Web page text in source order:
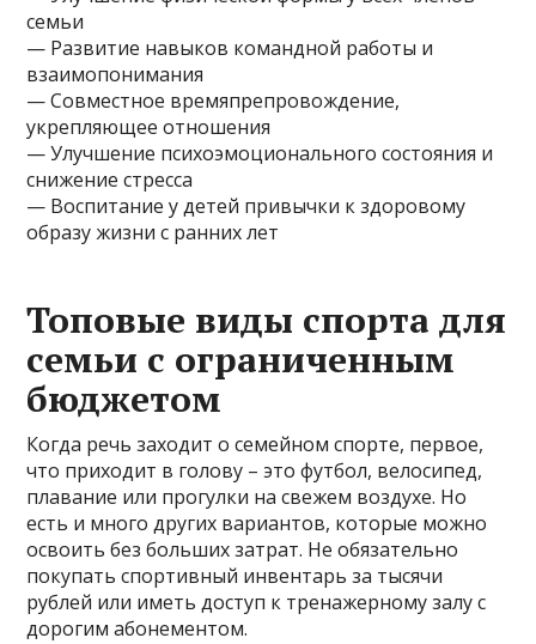
семьи
— Развитие навыков командной работы и
взаимопонимания
— Совместное времяпрепровождение,
укрепляющее отношения
— Улучшение психоэмоционального состояния и
снижение стресса
— Воспитание у детей привычки к здоровому
образу жизни с ранних лет
Топовые виды спорта для
семьи с ограниченным
бюджетом
Когда речь заходит о семейном спорте, первое,
что приходит в голову – это футбол, велосипед,
плавание или прогулки на свежем воздухе. Но
есть и много других вариантов, которые можно
освоить без больших затрат. Не обязательно
покупать спортивный инвентарь за тысячи
рублей или иметь доступ к тренажерному залу с
дорогим абонементом.